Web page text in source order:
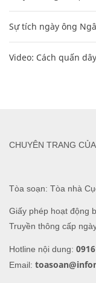
Sự tích ngày ông
Video: Cách quấn
Tòa soạn: Tòa nhà
Giấy phép hoạt động
Truyền thông cấp
Hotline nội dung:
Email:
CHUYÊN TRANG